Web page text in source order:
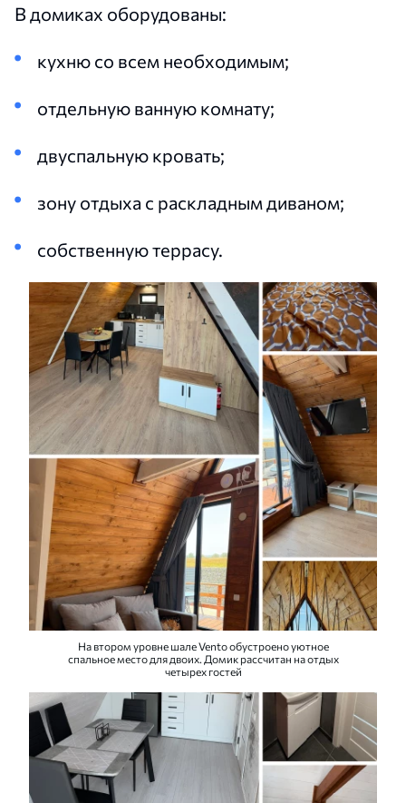
В домиках оборудованы:
кухню со всем необходимым;
отдельную ванную комнату;
двуспальную кровать;
зону отдыха с раскладным диваном;
собственную террасу.
На втором уровне шале Vento обустроено уютное
спальное место для двоих. Домик рассчитан на отдых
четырех гостей